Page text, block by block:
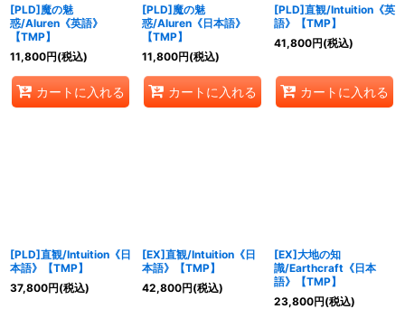
[PLD]魔の魅
惑/Aluren《英語》
【TMP】
11,800円(税込)
カートに入れる
[PLD]魔の魅
惑/Aluren《日本語》
【TMP】
11,800円(税込)
カートに入れる
[PLD]直観/Intuition《英
語》【TMP】
41,800円(税込)
カートに入れる
[PLD]直観/Intuition《日
本語》【TMP】
37,800円(税込)
[EX]直観/Intuition《日
本語》【TMP】
42,800円(税込)
[EX]大地の知
識/Earthcraft《日本
語》【TMP】
23,800円(税込)